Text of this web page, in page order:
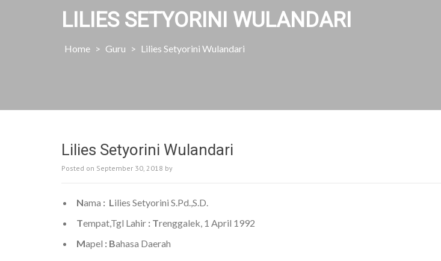
LILIES SETYORINI WULANDARI
Home > Guru > Lilies Setyorini Wulandari
Lilies Setyorini Wulandari
Posted on September 30, 2018 by
Nama : Lilies Setyorini S.Pd.,S.D.
Tempat,Tgl Lahir : Trenggalek, 1 April 1992
Mapel : Bahasa Daerah